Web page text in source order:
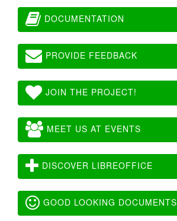
DOCUMENTATION
PROVIDE FEEDBACK
JOIN THE PROJECT!
MEET US AT EVENTS
DISCOVER LIBREOFFICE
GOOD LOOKING DOCUMENTS